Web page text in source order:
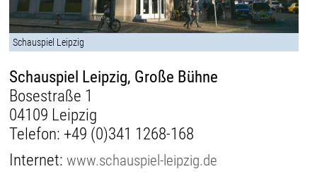
Schauspiel Leipzig
Schauspiel Leipzig, Große Bühne
Bosestraße 1
04109 Leipzig
Telefon: +49 (0)341 1268-168
Internet:www.schauspiel-leipzig.de